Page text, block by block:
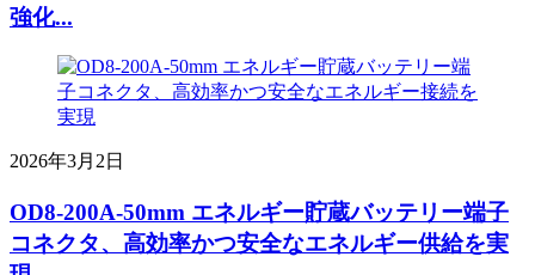
強化...
2026年3月2日
OD8-200A-50mm エネルギー貯蔵バッテリー端子
コネクタ、高効率かつ安全なエネルギー供給を実